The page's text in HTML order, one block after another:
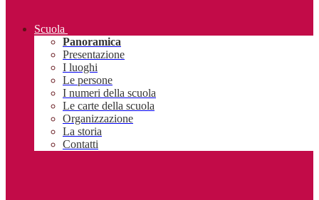
Scuola
Panoramica
Presentazione
I luoghi
Le persone
I numeri della scuola
Le carte della scuola
Organizzazione
La storia
Contatti